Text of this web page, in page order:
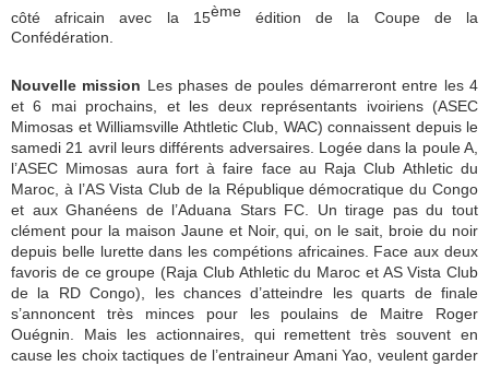
côté africain avec la 15èmeédition de la Coupe de la
Confédération.
Nouvelle mission Les phases de poules démarreront entre les 4
et 6 mai prochains, et les deux représentants ivoiriens (ASEC
Mimosas et Williamsville Athtletic Club, WAC) connaissent depuis le
samedi 21 avril leurs différents adversaires. Logée dans la poule A,
l’ASEC Mimosas aura fort à faire face au Raja Club Athletic du
Maroc, à l’AS Vista Club de la République démocratique du Congo
et aux Ghanéens de l’Aduana Stars FC. Un tirage pas du tout
clément pour la maison Jaune et Noir, qui, on le sait, broie du noir
depuis belle lurette dans les compétions africaines. Face aux deux
favoris de ce groupe (Raja Club Athletic du Maroc et AS Vista Club
de la RD Congo), les chances d’atteindre les quarts de finale
s’annoncent très minces pour les poulains de Maitre Roger
Ouégnin. Mais les actionnaires, qui remettent très souvent en
cause les choix tactiques de l’entraineur Amani Yao, veulent garder